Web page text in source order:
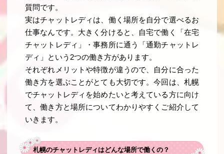
質問です。
実はチャットレディは、働く場所を自分で選べるお
仕事なんです。大きく分けると、自宅で働く「在宅
チャットレディ」・事務所に通う「通勤チャットレ
ディ」という2つの働き方があります。
それぞれメリットや特徴が違うので、自分に合った
働き方を選ぶことがとても大切です。今回は、札幌
でチャットレディを始めたいと考えている方に向け
て、働き方と場所についてわかりやすくご紹介して
いきます。
札幌のチャットレディはどんな場所で働くの？